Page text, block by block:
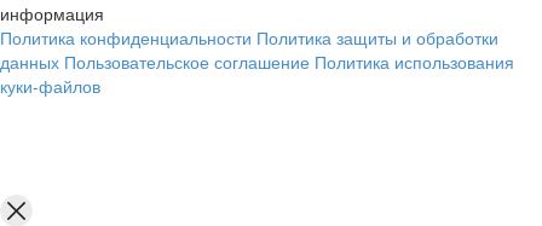
информация
Политика конфиденциальности Политика защиты и обработки
данных Пользовательское соглашение Политика использования
куки-файлов